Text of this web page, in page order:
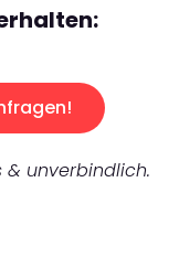
& unverbindlich.